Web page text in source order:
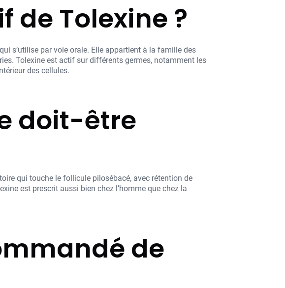
de Tolexine ?
s’utilise par voie orale. Elle appartient à la famille des
Tolexine est actif sur différents germes, notamment les
des cellules.
doit-être
qui touche le follicule pilosébacé, avec rétention de
est prescrit aussi bien chez l’homme que chez la
de